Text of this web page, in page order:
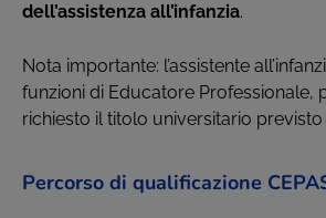
dell’assistenza all’infanzia.
Nota importante: l’assistente
funzioni di Educatore Professionale,
richiesto il titolo universitario
Percorso di qualificazione